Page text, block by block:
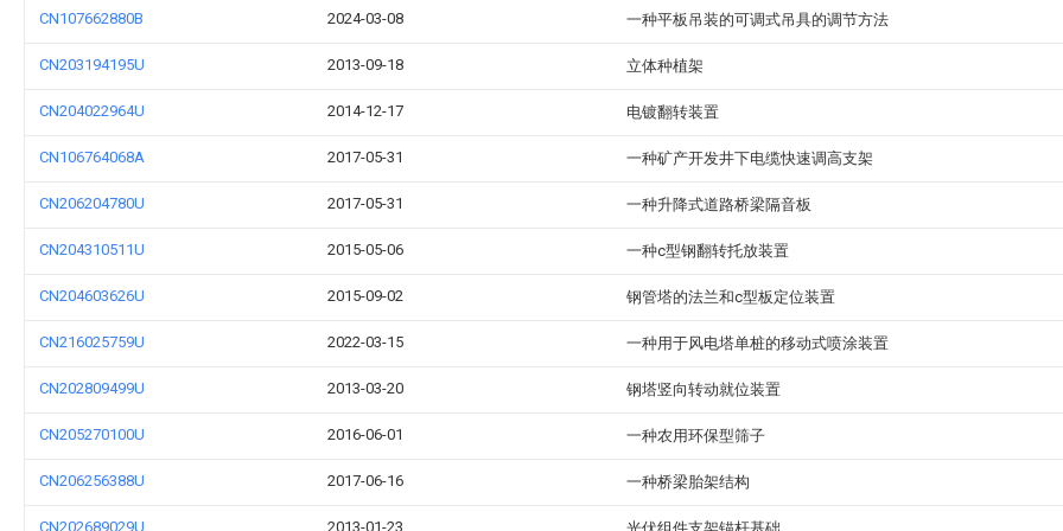
CN107662880B 2024-03-08 一种平板吊装的可调式吊具的调节方法
CN203194195U 2013-09-18 立体种植架
CN204022964U 2014-12-17 电镀翻转装置
CN106764068A 2017-05-31 一种矿产开发井下电缆快速调高支架
CN206204780U 2017-05-31 一种升降式道路桥梁隔音板
CN204310511U 2015-05-06 一种c型钢翻转托放装置
CN204603626U 2015-09-02 钢管塔的法兰和c型板定位装置
CN216025759U 2022-03-15 一种用于风电塔单桩的移动式喷涂装置
CN202809499U 2013-03-20 钢塔竖向转动就位装置
CN205270100U 2016-06-01 一种农用环保型筛子
CN206256388U 2017-06-16 一种桥梁胎架结构
CN202689029U 2013-01-23